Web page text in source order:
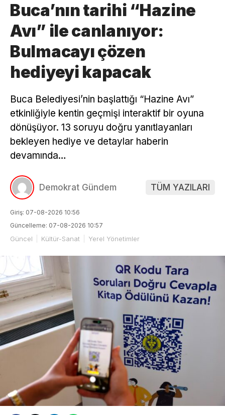
Buca’nın tarihi “Hazine
Avı” ile canlanıyor:
Bulmacayı çözen
hediyeyi kapacak
Buca Belediyesi’nin başlattığı “Hazine Avı”
etkinliğiyle kentin geçmişi interaktif bir oyuna
dönüşüyor. 13 soruyu doğru yanıtlayanları
bekleyen hediye ve detaylar haberin
devamında…
Demokrat Gündem TÜM YAZILARI
Giriş: 07-08-2026 10:56
Güncelleme: 07-08-2026 10:57
Güncel Kültür-Sanat Yerel Yönetimler